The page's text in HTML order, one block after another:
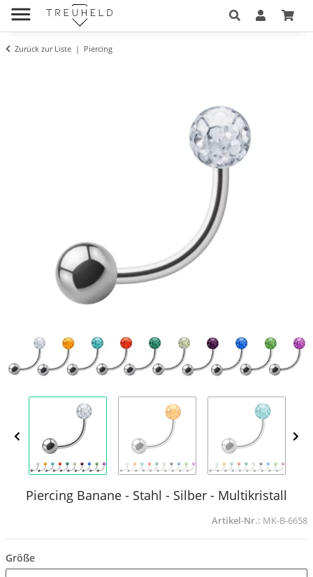
Zurück zur Liste Piercing
Piercing Banane - Stahl - Silber - Multikristall
Artikel-Nr.: MK-B-6658
Größe